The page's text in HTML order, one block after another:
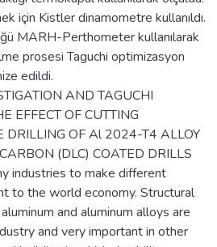
için Kistler dinamometre kullanıldı.
MARH-Perthometer kullanılarak
prosesi Taguchi optimizasyon
edildi.
AND TAGUCHI
EFFECT OF CUTTING
DRILLING OF Al 2024-T4 ALLOY
(DLC) COATED DRILLS
industries to make different
to the world economy. Structural
and aluminum alloys are
and very important in other